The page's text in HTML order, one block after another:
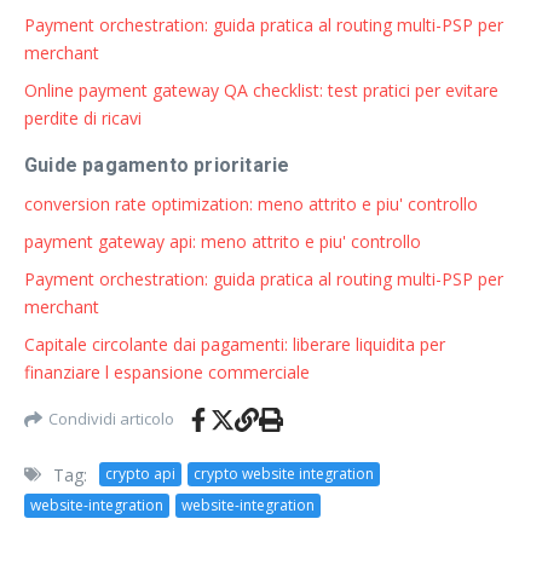
Payment orchestration: guida pratica al routing multi-PSP per
merchant
Online payment gateway QA checklist: test pratici per evitare
perdite di ricavi
Guide pagamento prioritarie
conversion rate optimization: meno attrito e piu' controllo
payment gateway api: meno attrito e piu' controllo
Payment orchestration: guida pratica al routing multi-PSP per
merchant
Capitale circolante dai pagamenti: liberare liquidita per
finanziare l espansione commerciale
Condividi articolo
Tag: crypto api
crypto website integration
website-integration
website-integration